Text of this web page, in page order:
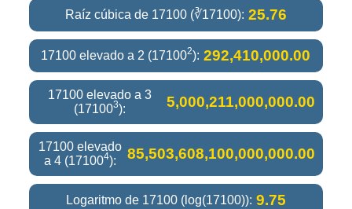
Raíz cúbica de 17100 (∛17100): 25.76
17100 elevado a 2 (171002): 292,410,000.00
17100 elevado a 3
(171003): 5,000,211,000,000.00
17100 elevado
a 4 (171004): 85,503,608,100,000,000.00
Logaritmo de 17100 (log(17100)): 9.75